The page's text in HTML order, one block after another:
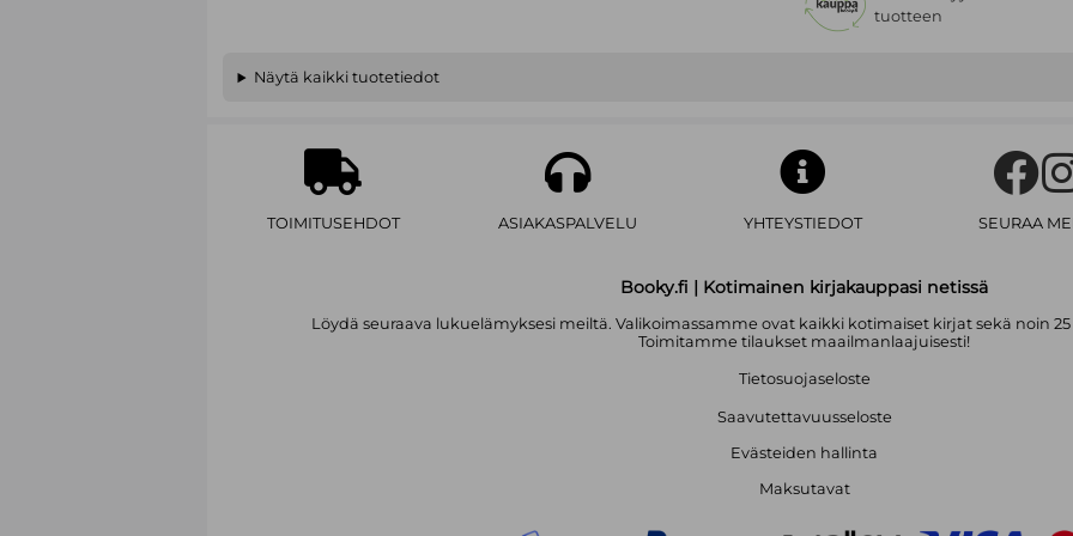
Sauli Niinistö (s. 1948) toimi
tuotteen
Näytä kaikki tuotetiedot
TOIMITUSEHDOT ASIAKASPALVELU YHTEYSTIEDOT SEURAA
Booky.fi | Kotimainen kirjakauppasi netissä
Löydä seuraava lukuelämyksesi meiltä. Valikoimassamme ovat kaikki kotimaiset kirjat sekä noin
Toimitamme tilaukset maailmanlaajuisesti!
Tietosuojaseloste
Saavutettavuusseloste
Evästeiden hallinta
Maksutavat